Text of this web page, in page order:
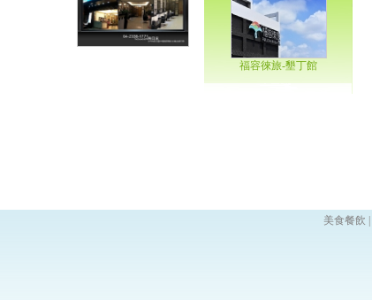
福容徠旅-墾丁館
美食餐飲